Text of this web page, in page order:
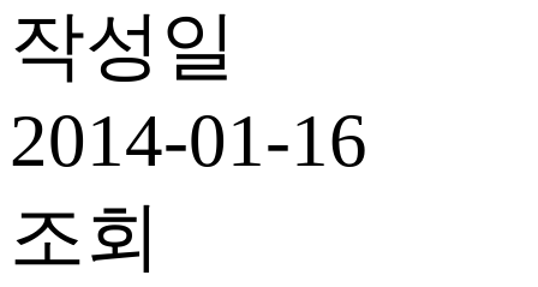
작성일
2014-01-16
조회